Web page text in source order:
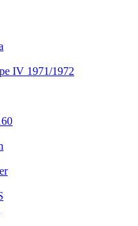
IV 1971/1972